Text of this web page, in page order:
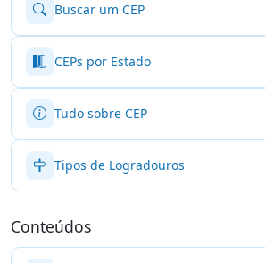
Buscar um CEP
CEPs por Estado
Tudo sobre CEP
Tipos de Logradouros
Conteúdos